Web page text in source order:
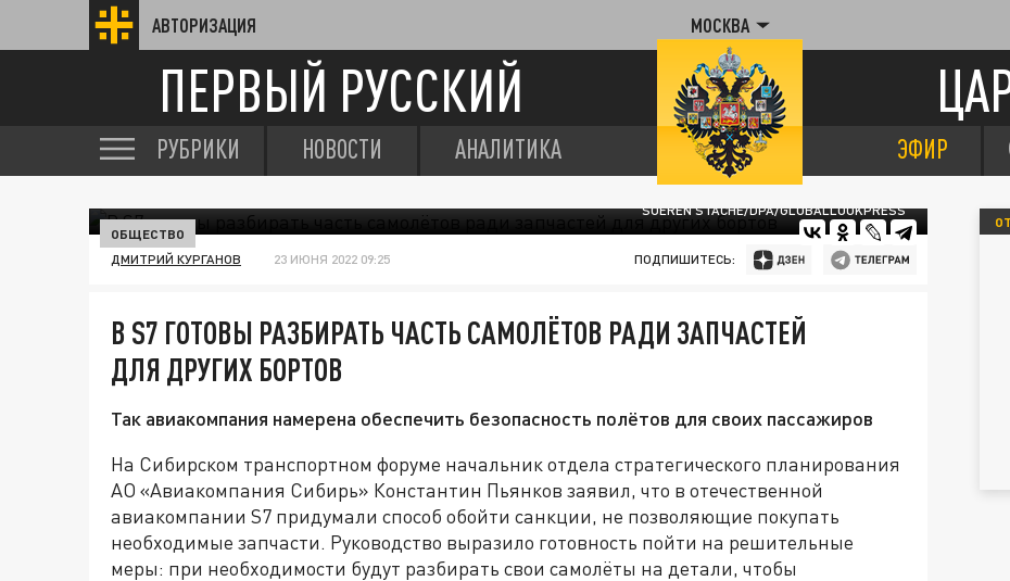
АВТОРИЗАЦИЯ МОСКВА
ПЕРВЫЙ РУССКИЙ
РУБРИКИ НОВОСТИ АНАЛИТИКА ЭФИР
SOEREN STACHE/DPA/GLOBALLOOKPRESS
ОБЩЕСТВО
ДМИТРИЙ КУРГАНОВ 23 ИЮНЯ 2022 09:25 ПОДПИШИТЕСЬ:
В S7 ГОТОВЫ РАЗБИРАТЬ ЧАСТЬ САМОЛЁТОВ РАДИ ЗАПЧАСТЕЙ
ДЛЯ ДРУГИХ БОРТОВ
Так авиакомпания намерена обеспечить безопасность полётов для своих пассажиров
На Сибирском транспортном форуме начальник отдела стратегического планирования
АО «Авиакомпания Сибирь» Константин Пьянков заявил, что в отечественной
авиакомпании S7 придумали способ обойти санкции, не позволяющие покупать
необходимые запчасти. Руководство выразило готовность пойти на решительные
меры: при необходимости будут разбирать свои самолёты на детали, чтобы